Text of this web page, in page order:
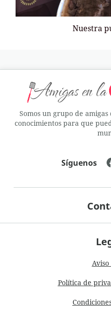
Nuestra
Somos un grupo de
conocimientos para que
Política de
Síguenos